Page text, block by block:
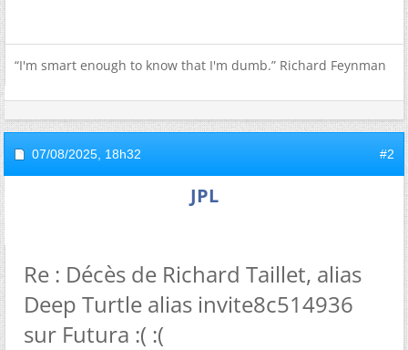
“I'm smart enough to know that I'm dumb.” Richard Feynman
07/08/2025, 18h32 #2
JPL
Re : Décès de Richard Taillet, alias
Deep Turtle alias invite8c514936
sur Futura :( :(